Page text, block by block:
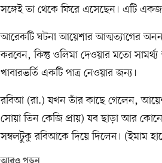
সঙ্গেই তা থেকে ফিরে এসেছেন। এটি
আরেকটি ঘটনা আয়েশার আত্মত্যাগের
করবেন, কিন্তু ওলিমা দেওয়ার মতো
খাবারভর্তি একটি পাত্র নেওয়ার জন্য।
রবিআ (রা.) যখন তাঁর কাছে গেলেন,
সোয়া তিন কেজি প্রায়) যব ছাড়া আর
সম্বলটুকু রবিআকে দিয়ে দিলেন। (ইমাম